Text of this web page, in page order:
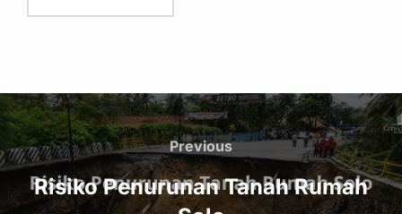
Post
navigation
Previous
Previous
Risiko Penurunan Tanah Rumah